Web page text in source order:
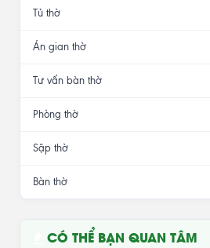
Tủ thờ
Án gian thờ
Tư vấn bàn thờ
Phòng thờ
Sập thờ
Bàn thờ
CÓ THỂ BẠN QUAN TÂM